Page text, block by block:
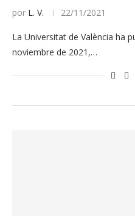
por L. V. 22/11/2021
La Universitat de València ha
noviembre de 2021,…